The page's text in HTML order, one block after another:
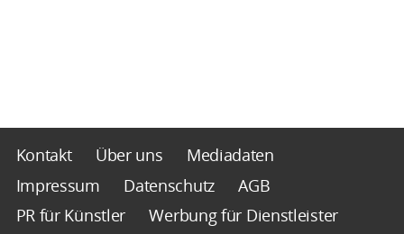
Kontakt Über uns
Mediadaten
Impressum
Datenschutz
AGB
PR für Künstler
Werbung für Dienstleister